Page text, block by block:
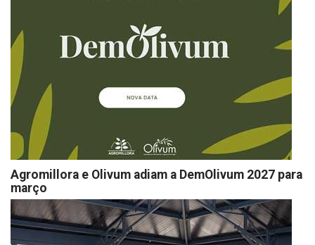
Agromillora e Olivum adiam a DemOlivum 2027 para
março